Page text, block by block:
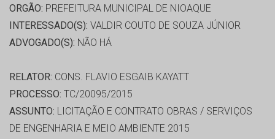
ORGÃO: PREFEITURA MUNICIPAL DE NIOAQUE
INTERESSADO(S): VALDIR COUTO DE SOUZA JÚNIOR
ADVOGADO(S): NÃO HÁ
RELATOR: CONS. FLAVIO ESGAIB KAYATT
PROCESSO: TC/20095/2015
ASSUNTO: LICITAÇÃO E CONTRATO OBRAS / SERVIÇOS
DE ENGENHARIA E MEIO AMBIENTE 2015